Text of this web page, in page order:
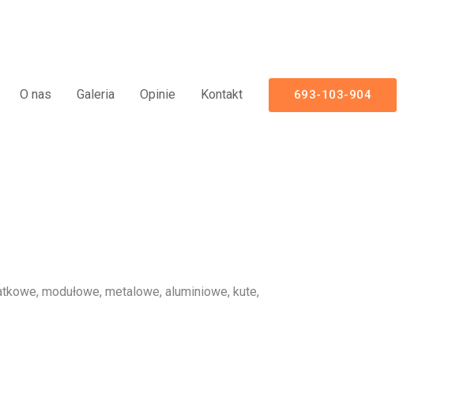
O nas Galeria Opinie Kontakt 693-103-904
Aluminiowe Nowoczesne Panelowe
modułowe, metalowe, aluminiowe, kute,